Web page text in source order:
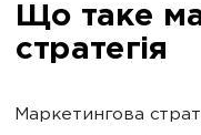
Що таке
стратегія
Маркетингова